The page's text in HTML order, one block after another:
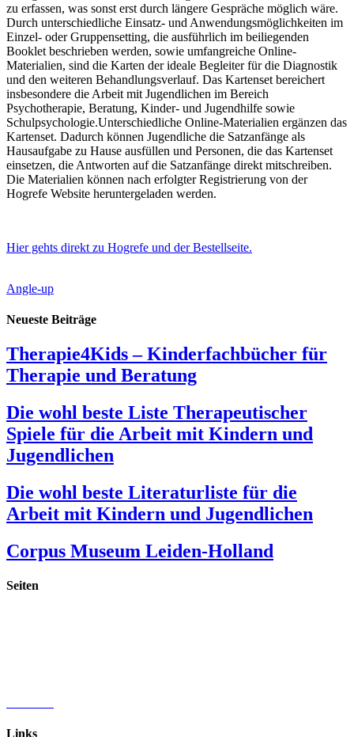
zu erfassen, was sonst erst durch längere Gespräche möglich wäre.
Durch unterschiedliche Einsatz- und Anwendungsmöglichkeiten im
Einzel- oder Gruppensetting, die ausführlich im beiliegenden
Booklet beschrieben werden, sowie umfangreiche Online-
Materialien, sind die Karten der ideale Begleiter für die Diagnostik
und den weiteren Behandlungsverlauf. Das Kartenset bereichert
insbesondere die Arbeit mit Jugendlichen im Bereich
Psychotherapie, Beratung, Kinder- und Jugendhilfe sowie
Schulpsychologie.Unterschiedliche Online-Materialien ergänzen das
Kartenset. Dadurch können Jugendliche die Satzanfänge als
Hausaufgabe zu Hause ausfüllen und Personen, die das Kartenset
einsetzen, die Antworten auf die Satzanfänge direkt mitschreiben.
Die Materialien können nach erfolgter Registrierung von der
Hogrefe Website heruntergeladen werden.
Hier gehts direkt zu Hogrefe und der Bestellseite.
Angle-up
Neueste Beiträge
Therapie4Kids – Kinderfachbücher für
Therapie und Beratung
Die wohl beste Liste Therapeutischer
Spiele für die Arbeit mit Kindern und
Jugendlichen
Die wohl beste Literaturliste für die
Arbeit mit Kindern und Jugendlichen
Corpus Museum Leiden-Holland
Seiten
Links